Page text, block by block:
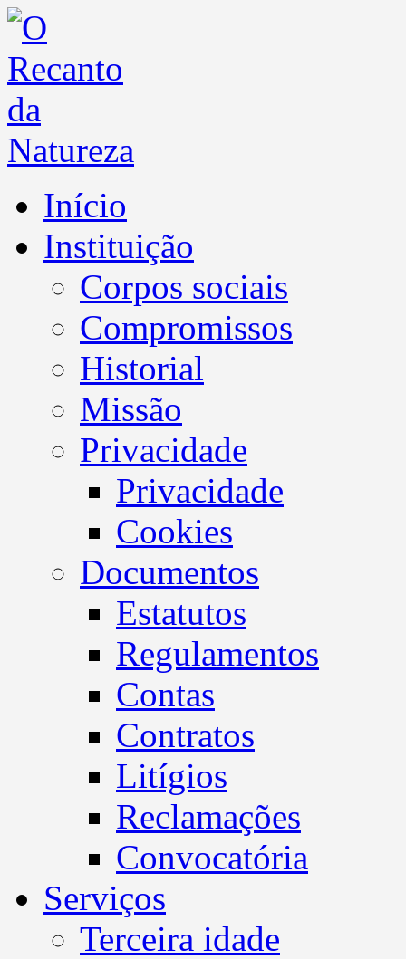
Início
Instituição
Corpos sociais
Compromissos
Historial
Missão
Privacidade
Privacidade
Cookies
Documentos
Estatutos
Regulamentos
Contas
Contratos
Litígios
Reclamações
Convocatória
Serviços
Terceira idade